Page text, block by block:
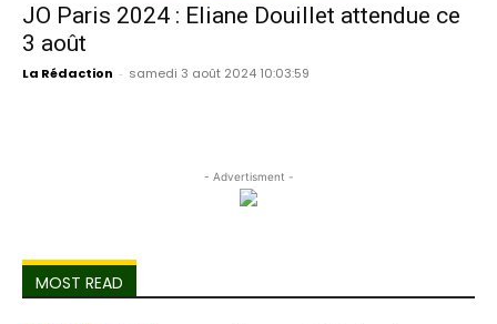
JO Paris 2024 : Eliane Douillet attendue ce
3 août
La Rédaction - samedi 3 août 2024 10:03:59
- Advertisment -
MOST READ